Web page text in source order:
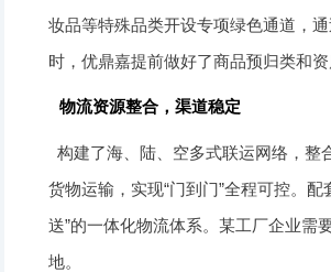
妆品等特殊品类开设专项绿色通道，
时，优鼎嘉提前做好了商品预归类和
物流资源整合，渠道稳定
构建了海、陆、空多式联运网络，整
货物运输，实现“门到门”全程可控。
送”的一体化物流体系。某工厂企业需
地。